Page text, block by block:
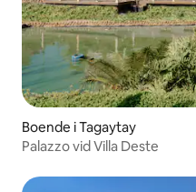
Boende i Tagaytay
Palazzo vid Villa Deste